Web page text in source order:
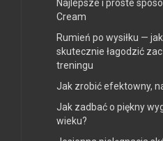
Najlepsze i proste
Cream
Rumień po wysiłku —
skutecznie łagodzić
treningu
Jak zrobić efektowny,
Jak zadbać o piękny
wieku?